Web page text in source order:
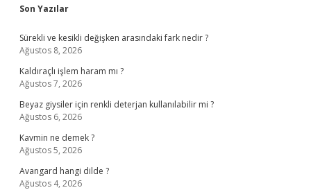
Sidebar
Son Yazılar
Sürekli ve kesikli değişken arasındaki fark nedir ?
Ağustos 8, 2026
Kaldıraçlı işlem haram mı ?
Ağustos 7, 2026
Beyaz giysiler için renkli deterjan kullanılabilir mi ?
Ağustos 6, 2026
Kavmin ne demek ?
Ağustos 5, 2026
Avangard hangi dilde ?
Ağustos 4, 2026